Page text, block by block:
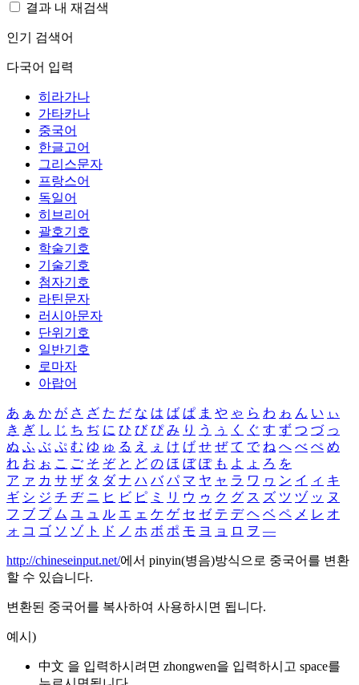
결과 내 재검색
인기 검색어
다국어 입력
히라가나
가타카나
중국어
한글고어
그리스문자
프랑스어
독일어
히브리어
괄호기호
학술기호
기술기호
첨자기호
라틴문자
러시아문자
단위기호
일반기호
로마자
아랍어
あ ぁ か が さ ざ た だ な は ば ぱ ま や ゃ ら わ ゎ ん い ぃ
き ぎ し じ ち ぢ に ひ び ぴ み り う ぅ く ぐ す ず つ づ っ
ぬ ふ ぶ ぷ む ゆ ゅ る え ぇ け げ せ ぜ て で ね へ べ ぺ め
れ お ぉ こ ご そ ぞ と ど の ほ ぼ ぽ も よ ょ ろ を
ア ァ カ サ ザ タ ダ ナ ハ バ パ マ ヤ ャ ラ ワ ヮ ン イ ィ キ
ギ シ ジ チ ヂ ニ ヒ ビ ピ ミ リ ウ ゥ ク グ ス ズ ツ ヅ ッ ヌ
フ ブ プ ム ユ ュ ル エ ェ ケ ゲ セ ゼ テ デ ヘ ベ ペ メ レ オ
ォ コ ゴ ソ ゾ ト ド ノ ホ ボ ポ モ ヨ ョ ロ ヲ ―
http://chineseinput.net/에서 pinyin(병음)방식으로 중국어를 변환
할 수 있습니다.
변환된 중국어를 복사하여 사용하시면 됩니다.
예시)
中文 을 입력하시려면 zhongwen을 입력하시고 space를